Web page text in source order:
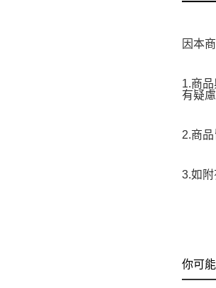
因本
1.商
有疑
2.商
3.如
你可